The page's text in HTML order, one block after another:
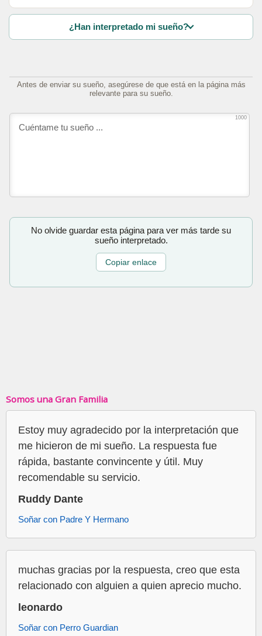
¿Han interpretado mi sueño?
Antes de enviar su sueño, asegúrese de que está en la página más
relevante para su sueño.
1000
No olvide guardar esta página para ver más tarde su
sueño interpretado.
Copiar enlace
Somos una Gran Familia
Estoy muy agradecido por la interpretación que
me hicieron de mi sueño. La respuesta fue
rápida, bastante convincente y útil. Muy
recomendable su servicio.
Ruddy Dante
Soñar con Padre Y Hermano
muchas gracias por la respuesta, creo que esta
relacionado con alguien a quien aprecio mucho.
leonardo
Soñar con Perro Guardian